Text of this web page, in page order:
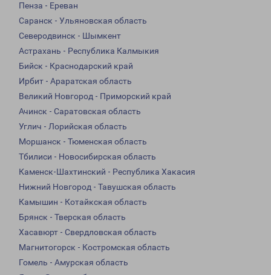
Пенза - Ереван
Саранск - Ульяновская область
Северодвинск - Шымкент
Астрахань - Республика Калмыкия
Бийск - Краснодарский край
Ирбит - Араратская область
Великий Новгород - Приморский край
Ачинск - Саратовская область
Углич - Лорийская область
Моршанск - Тюменская область
Тбилиси - Новосибирская область
Каменск-Шахтинский - Республика Хакасия
Нижний Новгород - Тавушская область
Камышин - Котайкская область
Брянск - Тверская область
Хасавюрт - Свердловская область
Магнитогорск - Костромская область
Гомель - Амурская область